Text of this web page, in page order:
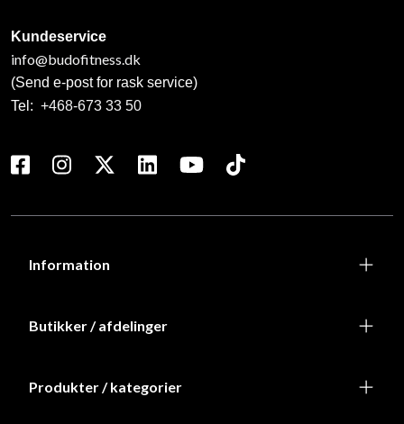
Kundeservice
info@budofitness.dk
(Send e-post for rask service)
Tel: +468-673 33 50
Information
Butikker / afdelinger
Produkter / kategorier